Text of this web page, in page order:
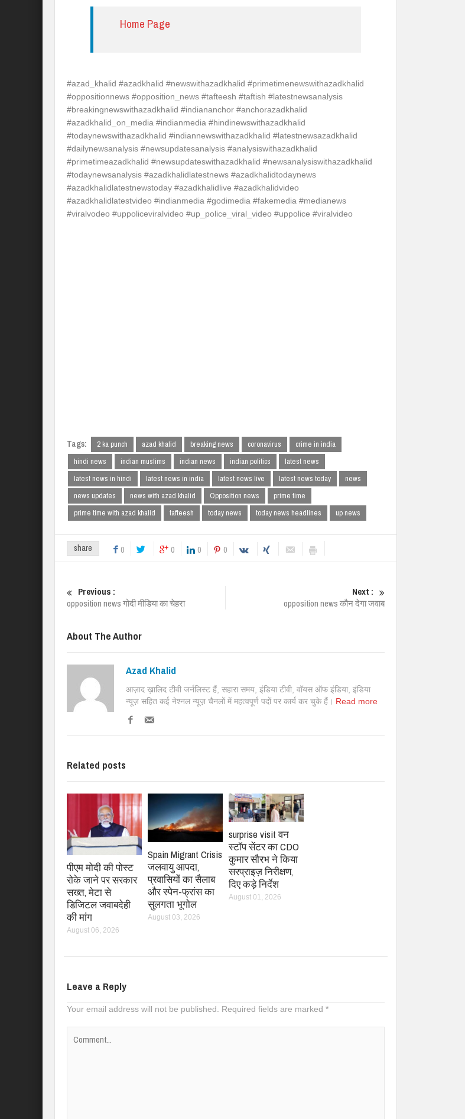
Home Page
#azad_khalid #azadkhalid #newswithazadkhalid #primetimenewswithazadkhalid
#oppositionnews #opposition_news #tafteesh #taftish #latestnewsanalysis
#breakingnewswithazadkhalid #indiananchor #anchorazadkhalid
#azadkhalid_on_media #indianmedia #hindinewswithazadkhalid
#todaynewswithazadkhalid #indiannewswithazadkhalid #latestnewsazadkhalid
#dailynewsanalysis #newsupdatesanalysis #analysiswithazadkhalid
#primetimeazadkhalid #newsupdateswithazadkhalid #newsanalysiswithazadkhalid
#todaynewsanalysis #azadkhalidlatestnews #azadkhalidtodaynews
#azadkhalidlatestnewstoday #azadkhalidlive #azadkhalidvideo
#azadkhalidlatestvideo #indianmedia #godimedia #fakemedia #medianews
#viralvodeo #uppoliceviralvideo #up_police_viral_video #uppolice #viralvideo
Tags: 2 ka punch azad khalid breaking news coronavirus
crime in india
hindi news
indian muslims indian news indian politics
latest news
latest news in hindi
latest news in india latest news live latest news today
news
news updates
news with azad khalid Opposition news
prime time
prime time with azad khalid
tafteesh today news today news headlines up news
share 0 0 0 0
Previous :
opposition news गोदी मीडिया का चेहरा
Next :
opposition news कौन देगा जवाब
About The Author
Azad Khalid
आज़ाद ख़ालिद टीवी जर्नलिस्ट हैं, सहारा समय, इंडिया टीवी, वॉयस ऑफ इंडिया, इंडिया
न्यूज़ सहित कई नेश्नल न्यूज़ चैनलों में महत्वपूर्ण पदों पर कार्य कर चुके हैं। Read more
Related posts
पीएम मोदी की पोस्ट
रोके जाने पर सरकार
सख्त, मेटा से
डिजिटल जवाबदेही
की मांग
August 06, 2026
Spain Migrant Crisis
जलवायु आपदा,
प्रवासियों का सैलाब
और स्पेन-फ्रांस का
सुलगता भूगोल
August 03, 2026
surprise visit वन
स्टॉप सेंटर का CDO
कुमार सौरभ ने किया
सरप्राइज़ निरीक्षण,
दिए कड़े निर्देश
August 01, 2026
Leave a Reply
Your email address will not be published. Required fields are marked *